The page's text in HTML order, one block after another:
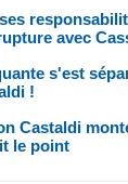
avec
s'est
!
Castaldi
le point